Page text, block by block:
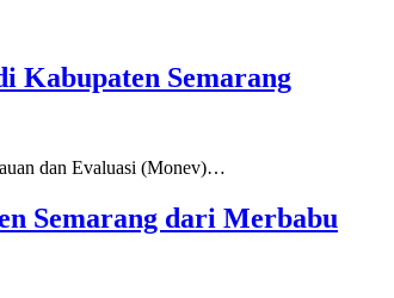
Kabupaten Semarang
dan Evaluasi (Monev)…
Semarang dari Merbabu